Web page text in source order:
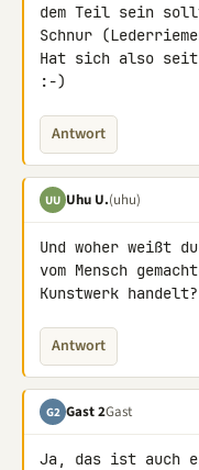
dem Teil sein
Schnur
Hat sich also seit
:-)
Antwort
UU Uhu U.(uhu)
Und woher weißt
vom Mensch
Kunstwerk handelt?
Antwort
G2 Gast 2Gast
Ja, das ist auch